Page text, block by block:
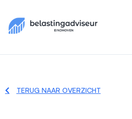
TERUG NAAR OVERZICHT